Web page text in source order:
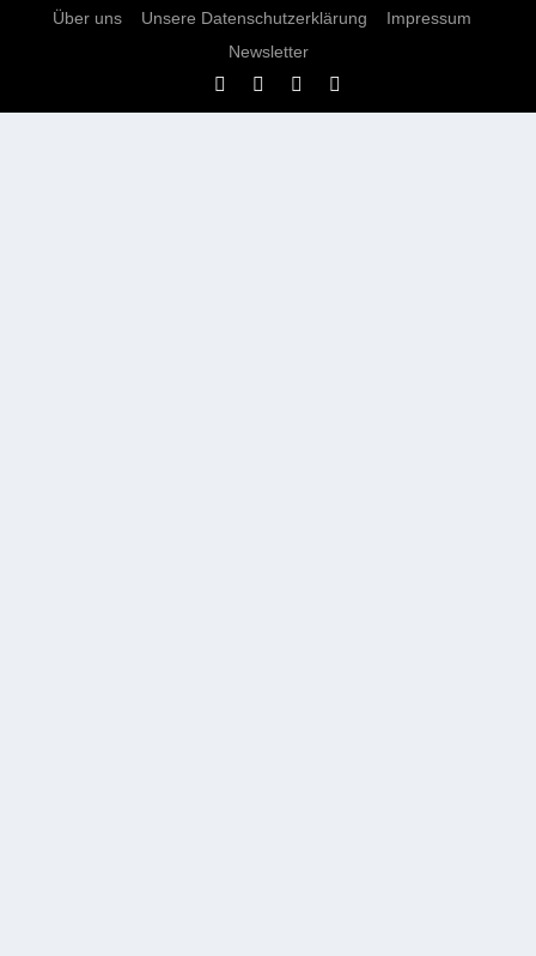
Über uns Unsere Datenschutzerklärung
Impressum
Newsletter